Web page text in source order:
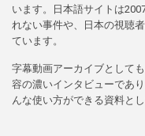
います。日本語サイトは
れない事件や、日本の視聴
ています。
字幕動画アーカイブとして
容の濃いインタビューであ
んな使い方ができる資料と